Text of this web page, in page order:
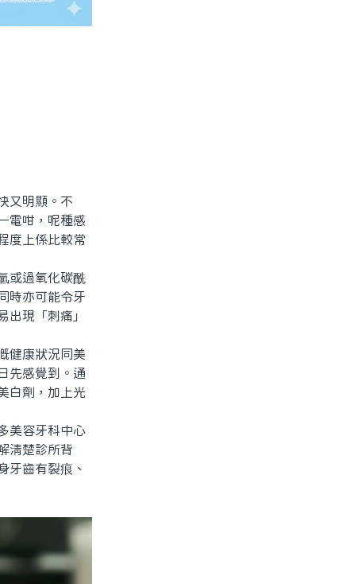
又明顯。不
電咁，呢種感
度上係比較常
或過氧化碳酰
時亦可能令牙
現「刺痛」
健康狀況同美
先感覺到。通
白劑，加上光
美容牙科中心
清楚診所背
牙齒有裂痕、